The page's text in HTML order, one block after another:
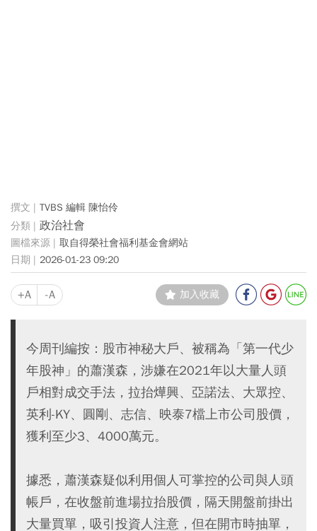
TVBS 編輯 陳怡伶
政治社會
取自得榮社會福利基金會網站
2026-01-23 09:20
+A -A 加入收藏
今周刊編按：股市神秘大戶、被稱為「第一代少
年股神」的蕭漢森，涉嫌在2021年以大量人頭
戶相對成交手法，拉抬燁興、亞諾法、大眾控、
英利-KY、圓剛、志信、映泰7檔上市公司股價，
獲利至少3、4000萬元。
據悉，蕭漢森疑似利用個人可掌控的公司與人頭
帳戶，在收盤前進場拉抬股價，隔天開盤前掛出
大量買單，吸引投資人注意，但在開市時抽單，